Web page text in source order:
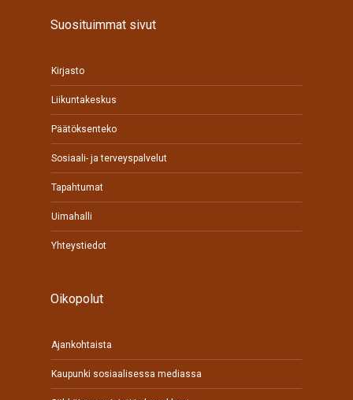
Suosituimmat sivut
Kirjasto
Liikuntakeskus
Päätöksenteko
Sosiaali- ja terveyspalvelut
Tapahtumat
Uimahalli
Yhteystiedot
Oikopolut
Ajankohtaista
Kaupunki sosiaalisessa mediassa